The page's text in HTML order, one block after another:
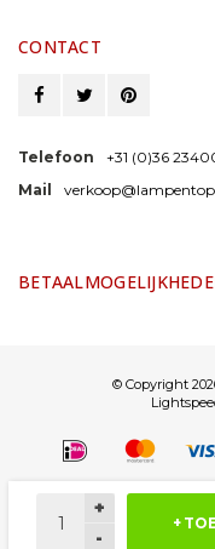
+
-
+
CONTACT
Telefoon
+31 (0)36
Mail
© Copyright